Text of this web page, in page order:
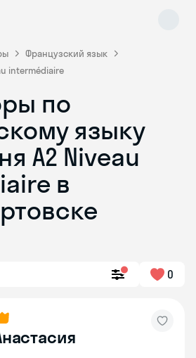
Французский язык
intermédiaire
по
языку
A2 Niveau
в
0